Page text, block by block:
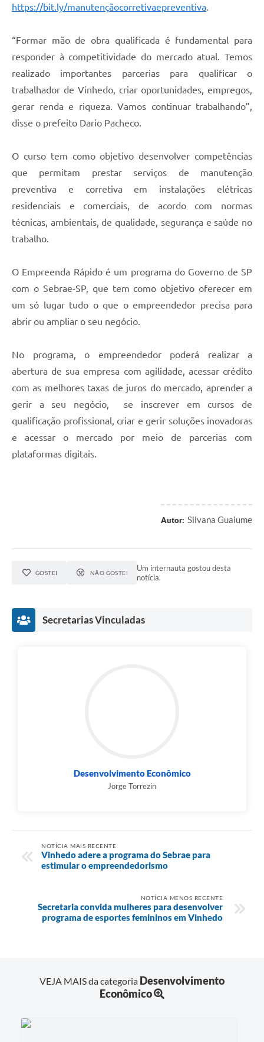
Arquivos para Download
Galeria de Vídeos
Contas Públicas
Links Úteis
https://bit.ly/manutençãocorretivaepreventiva.
“Formar mão de obra qualificada é fundamental para
responder à competitividade do mercado atual. Temos
realizado importantes parcerias para qualificar o
trabalhador de Vinhedo, criar oportunidades, empregos,
gerar renda e riqueza. Vamos continuar trabalhando”,
disse o prefeito Dario Pacheco.
O curso tem como objetivo desenvolver competências
que permitam prestar serviços de manutenção
preventiva e corretiva em instalações elétricas
residenciais e comerciais, de acordo com normas
técnicas, ambientais, de qualidade, segurança e saúde no
trabalho.
O Empreenda Rápido é um programa do Governo de SP
com o Sebrae-SP, que tem como objetivo oferecer em
um só lugar tudo o que o empreendedor precisa para
abrir ou ampliar o seu negócio.
No programa, o empreendedor poderá realizar a
abertura de sua empresa com agilidade, acessar crédito
com as melhores taxas de juros do mercado, aprender a
gerir a seu negócio, se inscrever em cursos de
qualificação profissional, criar e gerir soluções inovadoras
e acessar o mercado por meio de parcerias com
plataformas digitais.
Autor: Silvana Guaiume
GOSTEI NÃO GOSTEI
Um internauta gostou desta
notícia.
Secretarias Vinculadas
Desenvolvimento Econômico
Jorge Torrezin
NOTÍCIA MAIS RECENTE
Vinhedo adere a programa do Sebrae para
estimular o empreendedorismo
NOTÍCIA MENOS RECENTE
Secretaria convida mulheres para desenvolver
programa de esportes femininos em Vinhedo
VEJA MAIS da categoria Desenvolvimento
Econômico